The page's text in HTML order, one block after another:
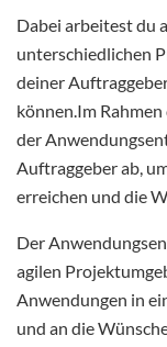
Dabei arbeitest du
unterschiedlichen
deiner
können.Im
der
Auftraggeber ab,
erreichen und die
Der
agilen
Anwendungen in
und an die